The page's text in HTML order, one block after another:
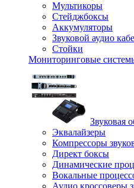
Мультикоры
Стейджбоксы
Аккумуляторы
Звуковой аудио
Стойки
Мониторинговые
Звуковая
Эквалайзеры
Компрессоры
Директ боксы
Динамические
Вокальные
Аудио кроссоверы